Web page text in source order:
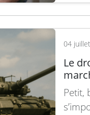
la
04
Le
Petit,